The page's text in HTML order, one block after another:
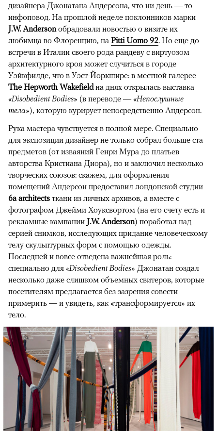
дизайнера Джонатана Андерсона, что ни день — то
инфоповод. На прошлой неделе поклонников марки
J.W. Andersonобрадовали новостью о визите их
любимца во Флоренцию, на Pitti Uomo 92. Но еще до
встречи в Италии своего рода рандеву с виртуозом
архитектурного кроя может случиться в городе
Уэйкфилде, что в Уэст-Йоркшире: в местной галерее
The Hepworth Wakefieldна днях открылась выставка
«Disobedient Bodies» (в переводе — «Непослушные
тела»), которую курирует непосредственно Андерсон.
Рука мастера чувствуется в полной мере. Специально
для экспозиции дизайнер не только собрал больше ста
предметов (от изваяний Генри Мура до платьев
авторства Кристиана Диора), но и заключил несколько
творческих союзов: скажем, для оформления
помещений Андерсон предоставил лондонской студии
6a architects ткани из личных архивов, а вместе с
фотографом Джейми Хоуксвортом (на его счету есть и
рекламные кампании J.W. Anderson) поработал над
серией снимков, исследующих придание человеческому
телу скульптурных форм с помощью одежды.
Последней и вовсе отведена важнейшая роль:
специально для «Disobedient Bodies» Джонатан создал
несколько даже слишком объемных свитеров, которые
посетителям предлагается без зазрения совести
примерить — и увидеть, как «трансформируется» их
тело.